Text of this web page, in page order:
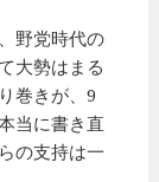
野党時代の
大勢はまる
巻きが、9
当に書き直
の支持は一